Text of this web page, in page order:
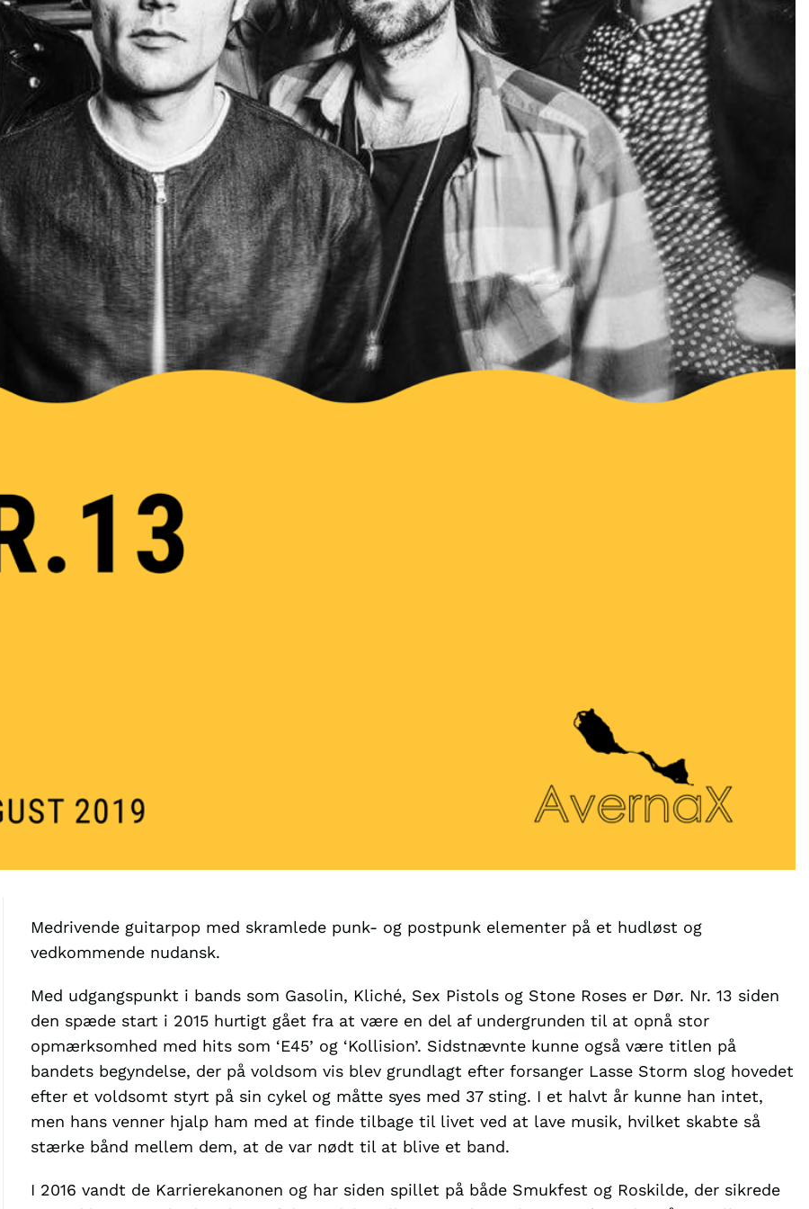
Medrivende guitarpop med skramlede punk- og postpunk elementer på et hudløst og
vedkommende nudansk.
Med udgangspunkt i bands som Gasolin, Kliché, Sex Pistols og Stone Roses er Dør. Nr. 13 siden
den spæde start i 2015 hurtigt gået fra at være en del af undergrunden til at opnå stor
opmærksomhed med hits som ‘E45’ og ‘Kollision’. Sidstnævnte kunne også være titlen på
bandets begyndelse, der på voldsom vis blev grundlagt efter forsanger Lasse Storm slog hovedet
efter et voldsomt styrt på sin cykel og måtte syes med 37 sting. I et halvt år kunne han intet,
men hans venner hjalp ham med at finde tilbage til livet ved at lave musik, hvilket skabte så
stærke bånd mellem dem, at de var nødt til at blive et band.
I 2016 vandt de Karrierekanonen og har siden spillet på både Smukfest og Roskilde, der sikrede